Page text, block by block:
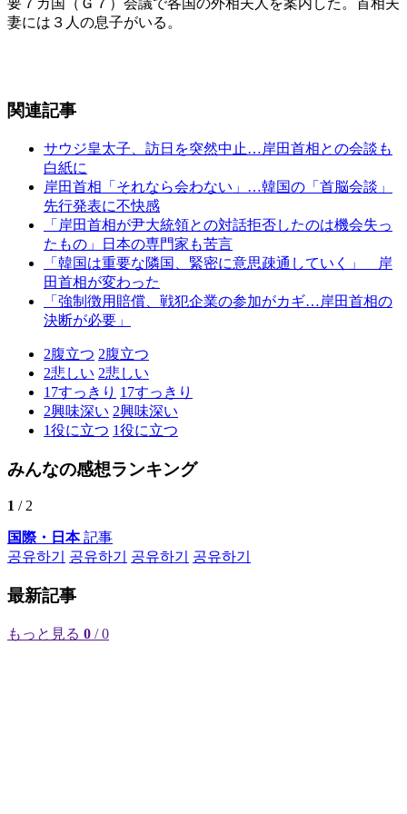
要７カ国（Ｇ７）会議で各国の外相夫人を案内した。首相夫
妻には３人の息子がいる。
関連記事
サウジ皇太子、訪日を突然中止…岸田首相との会談も
白紙に
岸田首相「それなら会わない」…韓国の「首脳会談」
先行発表に不快感
「岸田首相が尹大統領との対話拒否したのは機会失っ
たもの」日本の専門家も苦言
「韓国は重要な隣国、緊密に意思疎通していく」 岸
田首相が変わった
「強制徴用賠償、戦犯企業の参加がカギ…岸田首相の
決断が必要」
2腹立つ 2腹立つ
2悲しい 2悲しい
17すっきり 17すっきり
2興味深い 2興味深い
1役に立つ 1役に立つ
みんなの感想ランキング
1 / 2
国際・日本記事
공유하기
공유하기 공유하기 공유하기
最新記事
もっと見る 0 / 0